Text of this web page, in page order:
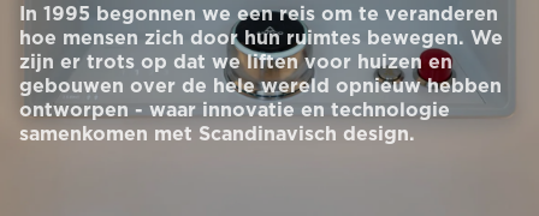
OVER ARITCO
In 1995 begonnen we een reis om te veranderen
hoe mensen zich door hun ruimtes bewegen. We
zijn er trots op dat we liften voor huizen en
gebouwen over de hele wereld opnieuw hebben
ontworpen - waar innovatie en technologie
samenkomen met Scandinavisch design.